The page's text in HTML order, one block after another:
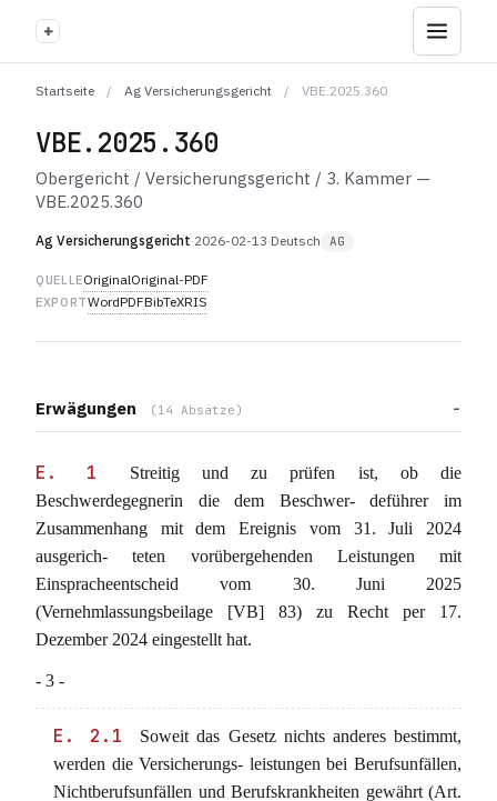
+
Startseite / Ag Versicherungsgericht / VBE.2025.360
VBE.2025.360
Obergericht / Versicherungsgericht / 3. Kammer —
VBE.2025.360
Ag Versicherungsgericht·2026-02-13·Deutsch AG
QUELLEOriginalOriginal-PDF
EXPORTWordPDFBibTeXRIS
Erwägungen (14 Absätze)
E. 1
Streitig und zu prüfen ist, ob die
Beschwerdegegnerin die dem Beschwer- deführer im
Zusammenhang mit dem Ereignis vom 31. Juli 2024
ausgerich- teten vorübergehenden Leistungen mit
Einspracheentscheid vom 30. Juni 2025
(Vernehmlassungsbeilage [VB] 83) zu Recht per 17.
Dezember 2024 eingestellt hat.
- 3 -
E. 2.1
Soweit das Gesetz nichts anderes bestimmt,
werden die Versicherungs- leistungen bei Berufsunfällen,
Nichtberufsunfällen und Berufskrankheiten gewährt (Art.